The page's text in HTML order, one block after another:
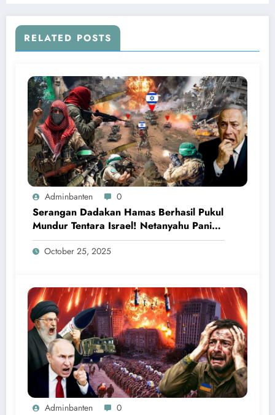
RELATED POSTS
Adminbanten 0
Serangan Dadakan Hamas Berhasil Pukul
Mundur Tentara Israel! Netanyahu Panik
Ketakutan
October 25, 2025
Adminbanten 0